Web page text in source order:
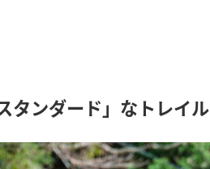
タンダード」なトレイル